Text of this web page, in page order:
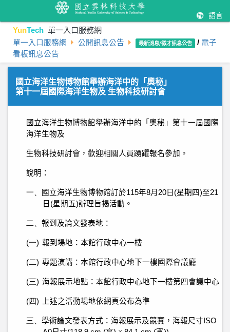
語言
YunTech 單一入口服務網
單一入口服務網 公開訊息公告 最新消息/徵才訊息公告 / 電子
看板訊息公告
國立海洋生物博物館舉辦海洋中的「奧秘」
第十一屆國際海洋生物及 生物科技研討會
國立海洋生物博物館舉辦海洋中的「奧秘」第十一屆國際
海洋生物及
生物科技研討會，歡迎相關人員踴躍報名參加。
說明 ：
一、 國立海洋生物博物館訂於115年8月 20日 (星期四)至21
日 (星期五)辦理旨揭活動。
二、 報到及論文發表地：
(一) 報到場地：本館行政中心一樓
(二) 專題演講：本館行政中心地下一樓國際會議廳
(三) 海報展示地點：本館行政中心地下一樓第四會議中心
(四) 上述之活動場地依網頁公布為準
三、 學術論文發表方式：海報展示及競賽，海報尺寸 ISO